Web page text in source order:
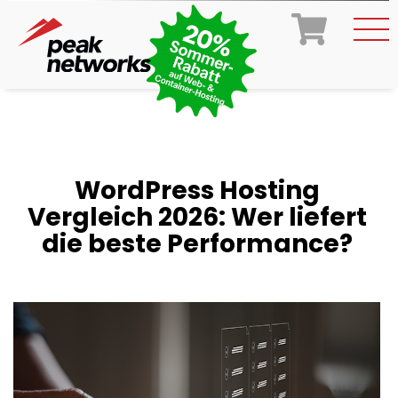
WordPress Hosting
Vergleich 2026: Wer liefert
die beste Performance?